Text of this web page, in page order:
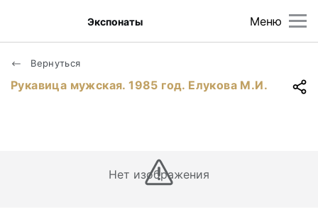
Меню
Экспонаты
Вернуться
Рукавица мужская. 1985 год. Елукова М.И.
Нет изображения